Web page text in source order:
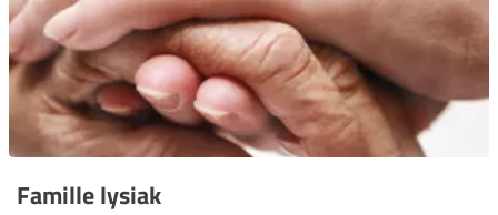
Famille lysiak